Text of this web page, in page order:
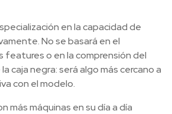
en la capacidad de
No se basará en el
features o en la comprensión del
caja negra: será algo más cercano a
con el modelo.
más máquinas en su día a día